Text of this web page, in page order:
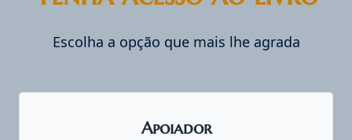
Escolha a opção que mais lhe agrada
Apoiador